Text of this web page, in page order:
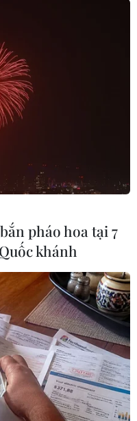
giao của Tổng
các đề cử nhân
tế./.
(TTXVN/Vietnam+)
#Joe Biden
cử
pháo hoa tại 7
khánh